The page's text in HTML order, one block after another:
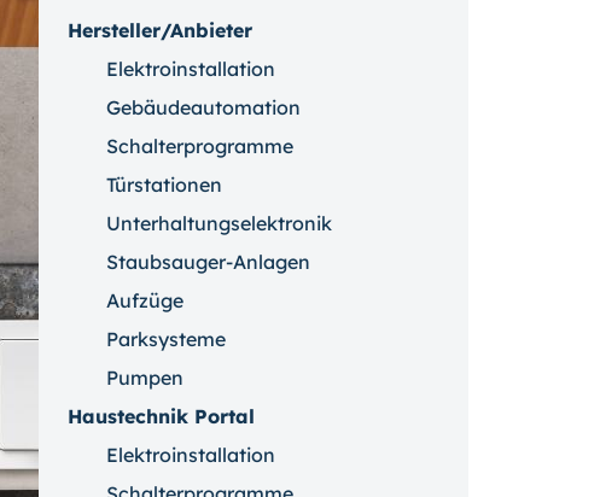
Hersteller/Anbieter
Elektroinstallation
Gebäudeautomation
Schalterprogramme
Türstationen
Unterhaltungselektronik
Staubsauger-Anlagen
Aufzüge
Parksysteme
Pumpen
Haustechnik Portal
Elektroinstallation